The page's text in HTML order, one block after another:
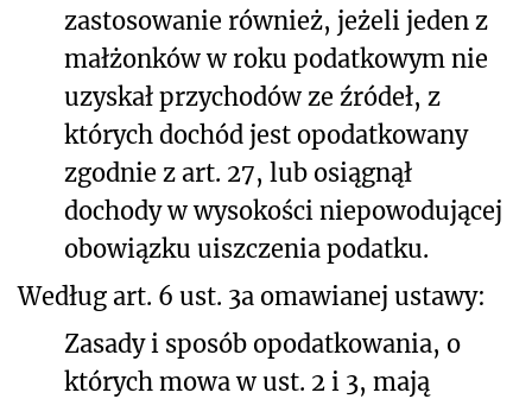
zastosowanie również, jeżeli jeden z
małżonków w roku podatkowym nie
uzyskał przychodów ze źródeł, z
których dochód jest opodatkowany
zgodnie z art. 27, lub osiągnął
dochody w wysokości niepowodującej
obowiązku uiszczenia podatku.
Według art. 6 ust. 3a omawianej ustawy:
Zasady i sposób opodatkowania, o
których mowa w ust. 2 i 3, mają